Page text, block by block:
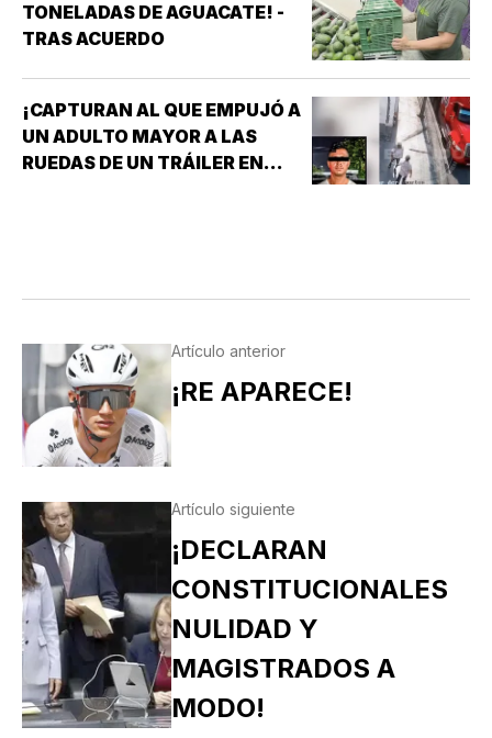
TONELADAS DE AGUACATE! -
TRAS ACUERDO
¡CAPTURAN AL QUE EMPUJÓ A
UN ADULTO MAYOR A LAS
RUEDAS DE UN TRÁILER EN
Artículo anterior
¡RE APARECE!
Artículo siguiente
¡DECLARAN
CONSTITUCIONALES
NULIDAD Y
MAGISTRADOS A
MODO!